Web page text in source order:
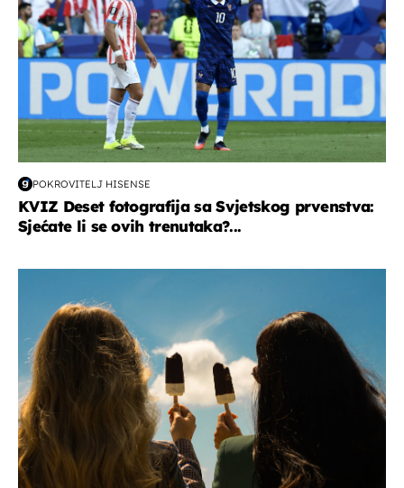
POKROVITELJ HISENSE
KVIZ Deset fotografija sa Svjetskog prvenstva:
Sjećate li se ovih trenutaka?...